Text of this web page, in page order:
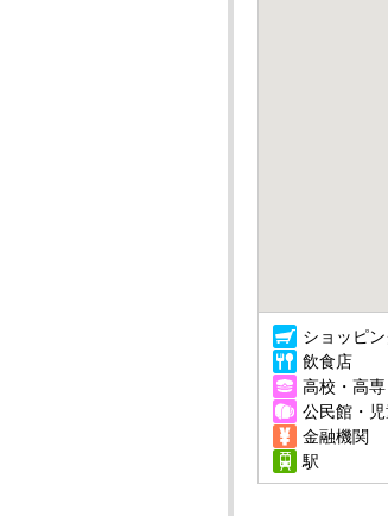
ショッピ
飲食店
高校・高専
公民館・
金融機関
駅